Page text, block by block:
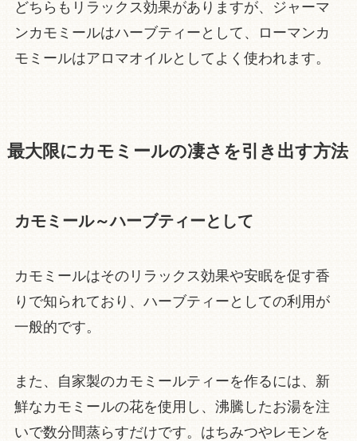
どちらもリラックス効果がありますが、ジャーマ
ンカモミールはハーブティーとして、ローマンカ
モミールはアロマオイルとしてよく使われます。
最大限にカモミールの凄さを引き出す方法
カモミール～ハーブティーとして
カモミールはそのリラックス効果や安眠を促す香
りで知られており、ハーブティーとしての利用が
一般的です。
また、自家製のカモミールティーを作るには、新
鮮なカモミールの花を使用し、沸騰したお湯を注
いで数分間蒸らすだけです。はちみつやレモンを